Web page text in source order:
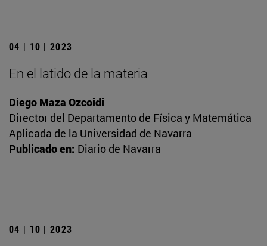
04 | 10 | 2023
En el latido de la materia
Diego Maza Ozcoidi
Director del Departamento de Física y Matemática
Aplicada de la Universidad de Navarra
Publicado en: Diario de Navarra
04 | 10 | 2023